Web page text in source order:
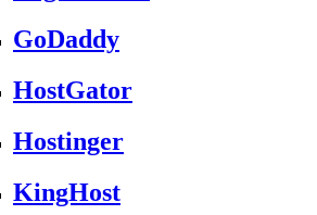
GoDaddy
HostGator
Hostinger
KingHost